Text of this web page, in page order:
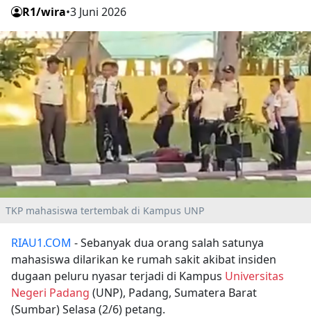
R1/wira•3 Juni 2026
TKP mahasiswa tertembak di Kampus UNP
RIAU1.COM - Sebanyak dua orang salah satunya
mahasiswa dilarikan ke rumah sakit akibat insiden
dugaan peluru nyasar terjadi di Kampus Universitas
Negeri Padang (UNP), Padang, Sumatera Barat
(Sumbar) Selasa (2/6) petang.